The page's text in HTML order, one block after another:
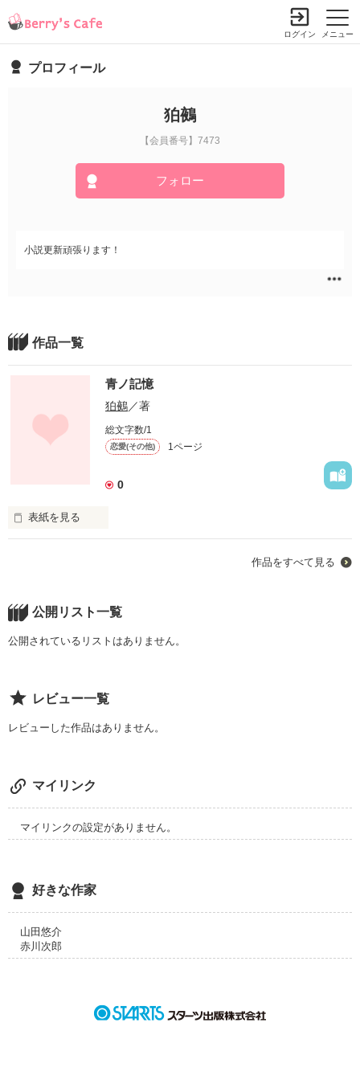
メニュー
ログイン
プロフィール
狛鵺
【会員番号】7473
フォロー
小説更新頑張ります！
作品一覧
青ノ記憶
狛鵺／著
総文字数/1
恋愛(その他) 1ページ
0
表紙を見る
穂積さんは実の姉、つまり俺の母を本当の意味で愛していたの
作品をすべて見る
公開リスト一覧
公開されているリストはありません。
レビュー一覧
レビューした作品はありません。
マイリンク
マイリンクの設定がありません。
好きな作家
山田悠介
赤川次郎